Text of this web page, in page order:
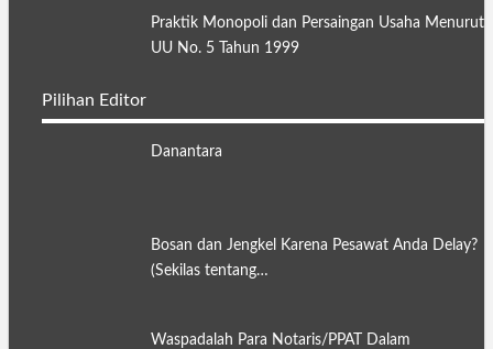
Praktik Monopoli dan Persaingan Usaha Menurut
UU No. 5 Tahun 1999
Pilihan Editor
Danantara
Bosan dan Jengkel Karena Pesawat Anda Delay?
(Sekilas tentang…
Waspadalah Para Notaris/PPAT Dalam